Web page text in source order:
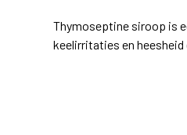
Thymoseptine siroop is
keelirritaties en